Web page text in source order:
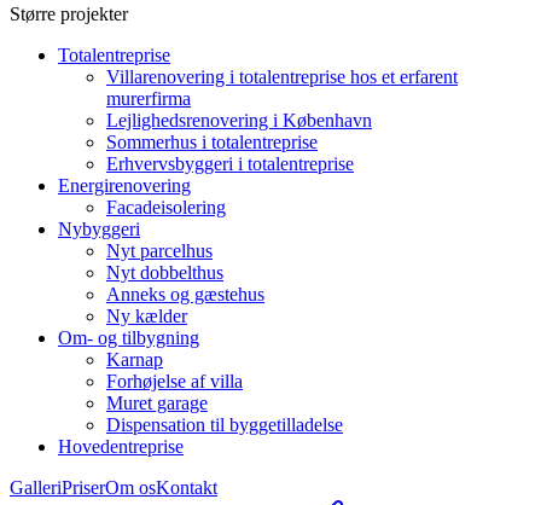
Større projekter
Totalentreprise
Villarenovering i totalentreprise hos et erfarent
murerfirma
Lejlighedsrenovering i København
Sommerhus i totalentreprise
Erhvervsbyggeri i totalentreprise
Energirenovering
Facadeisolering
Nybyggeri
Nyt parcelhus
Nyt dobbelthus
Anneks og gæstehus
Ny kælder
Om- og tilbygning
Karnap
Forhøjelse af villa
Muret garage
Dispensation til byggetilladelse
Hovedentreprise
GalleriPriserOm osKontakt